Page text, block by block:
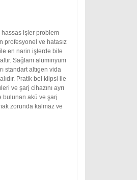
işler problem
profesyonel ve hatasız
en narin işlerde bile
Sağlam alüminyum
standart altıgen vida
Pratik bel klipsi ile
ve şarj cihazını ayrı
bulunan akü ve şarj
zorunda kalmaz ve